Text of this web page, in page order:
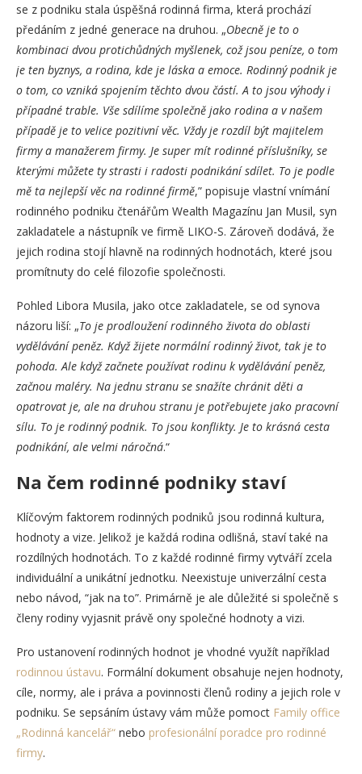
se z podniku stala úspěšná rodinná firma, která prochází
předáním z jedné generace na druhou. „Obecně je to o
kombinaci dvou protichůdných myšlenek, což jsou peníze, o tom
je ten byznys, a rodina, kde je láska a emoce. Rodinný podnik je
o tom, co vzniká spojením těchto dvou částí. A to jsou výhody i
případné trable. Vše sdílíme společně jako rodina a v našem
případě je to velice pozitivní věc. Vždy je rozdíl být majitelem
firmy a manažerem firmy. Je super mít rodinné příslušníky, se
kterými můžete ty strasti i radosti podnikání sdílet. To je podle
mě ta nejlepší věc na rodinné firmě,” popisuje vlastní vnímání
rodinného podniku čtenářům Wealth Magazínu Jan Musil, syn
zakladatele a nástupník ve firmě LIKO-S. Zároveň dodává, že
jejich rodina stojí hlavně na rodinných hodnotách, které jsou
promítnuty do celé filozofie společnosti.
Pohled Libora Musila, jako otce zakladatele, se od synova
názoru liší: „To je prodloužení rodinného života do oblasti
vydělávání peněz. Když žijete normální rodinný život, tak je to
pohoda. Ale když začnete používat rodinu k vydělávání peněz,
začnou maléry. Na jednu stranu se snažíte chránit děti a
opatrovat je, ale na druhou stranu je potřebujete jako pracovní
sílu. To je rodinný podnik. To jsou konflikty. Je to krásná cesta
podnikání, ale velmi náročná.“
Na čem rodinné podniky staví
Klíčovým faktorem rodinných podniků jsou rodinná kultura,
hodnoty a vize. Jelikož je každá rodina odlišná, staví také na
rozdílných hodnotách. To z každé rodinné firmy vytváří zcela
individuální a unikátní jednotku. Neexistuje univerzální cesta
nebo návod, “jak na to”. Primárně je ale důležité si společně s
členy rodiny vyjasnit právě ony společné hodnoty a vizi.
Pro ustanovení rodinných hodnot je vhodné využít například
rodinnou ústavu. Formální dokument obsahuje nejen hodnoty,
cíle, normy, ale i práva a povinnosti členů rodiny a jejich role v
podniku. Se sepsáním ústavy vám může pomoct Family office
„Rodinná kancelář“ nebo profesionální poradce pro rodinné
firmy.